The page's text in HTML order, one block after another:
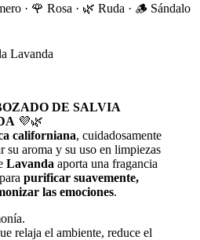
· 🌹 Rosa · 🌿 Ruda · 🪵 Sándalo
Lavanda
DE SALVIA
💜🌿
californiana, cuidadosamente
su aroma y su uso en limpiezas
Lavanda aporta una fragancia
purificar suavemente,
las emociones.
relaja el ambiente, reduce el